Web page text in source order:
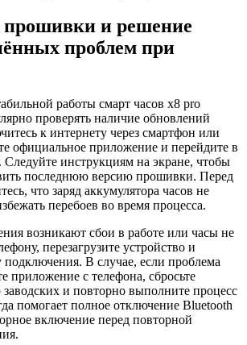
прошивки и решение
проблем при
работы смарт часов x8 pro
проверять наличие обновлений
к интернету через смартфон или
официальное приложение и перейдите в
Следуйте инструкциям на экране, чтобы
последнюю версию прошивки. Перед
что заряд аккумулятора часов не
перебоев во время процесса.
возникают сбои в работе или часы не
перезагрузите устройство и
В случае, если проблема
приложение с телефона, сбросьте
заводских и повторно выполните процесс
помогает полное отключение Bluetooth
включение перед повторной